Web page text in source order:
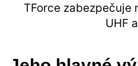
TForce zabezpečuje
UHF